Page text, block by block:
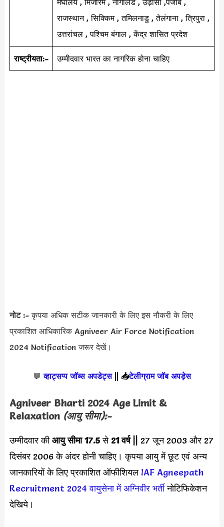
मेघालय , मिजोरम , नागालैंड , उड़ीसा ,पंजाब ,
राजस्थान , सिक्किम , तमिलनाडु , तेलंगाना , त्रिपुरा ,
उत्तरांचल , पश्चिम बंगाल , केंद्र शासित प्रदेश
राष्ट्रीयता:- उम्मीदवार भारत का नागरिक होना चाहिए
नोट :-कृपया अधिक सटीक जानकारी के लिए इस नौकरी के लिए
प्रकाशित आधिकारिक Agniveer Air Force Notification
2024 Notification जरूर देखें।
💬 व्हाट्सप्प जॉब्स अपडेट्स|| 📥टेलीग्राम जॉब अपड़ेस
Agniveer Bharti 2024 Age Limit &
Relaxation (आयु सीमा):-
उम्मीदवार कीआयु सीमा 17.5से 21 वर्ष|| 27 जून 2003 और 27
दिसंबर 2006 के अंदर होनी चाहिए। कृपया आयु में छूट एवं अन्य
जानकारियों के लिए प्रकाशित ऑफीशियल IAF Agneepath
Recruitment 2024 वायुसेना में अग्निवीर भर्तीनोटिफिकेशन
देखिये।